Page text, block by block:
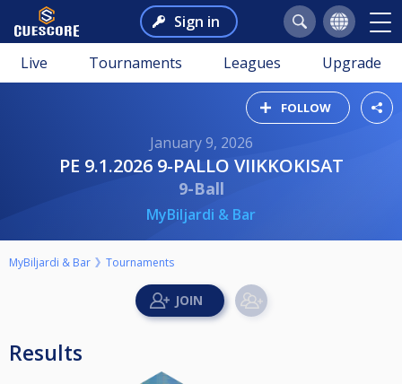
Sign in
Live Tournaments Leagues Upgrade
FOLLOW
January 9, 2026
PE 9.1.2026 9-PALLO VIIKKOKISAT
9-Ball
MyBiljardi & Bar
MyBiljardi & Bar Tournaments
Results